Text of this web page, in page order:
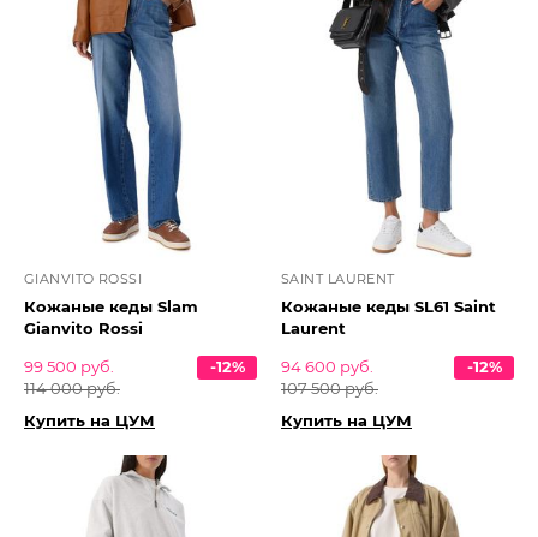
GIANVITO ROSSI
Кожаные кеды Slam
Gianvito Rossi
99 500 руб.
114 000 руб.
-12%
Купить на ЦУМ
SAINT LAURENT
Кожаные кеды SL61 Saint
Laurent
94 600 руб.
107 500 руб.
-12%
Купить на ЦУМ